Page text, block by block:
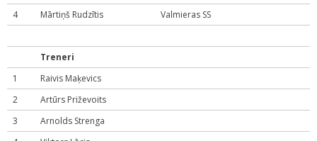
4
Mārtiņš Rudzītis Valmieras SS
Treneri
1
Raivis Maķevics
2
Artūrs Priževoits
3
Arnolds Strenga